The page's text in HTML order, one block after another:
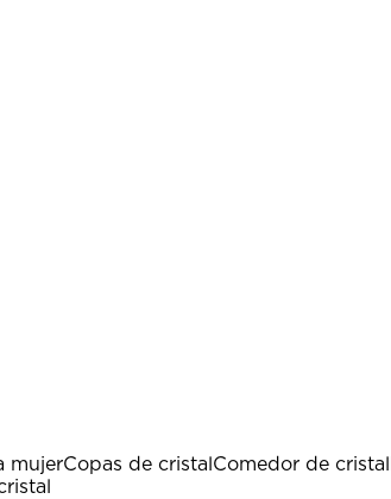
mujerCopas de cristal Comedor de cristal